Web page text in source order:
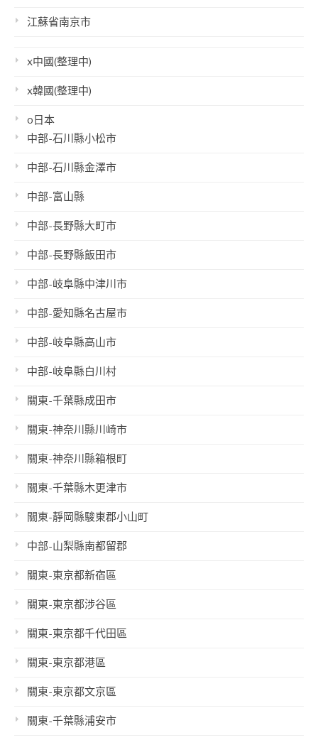
江蘇省南京市
x中國(整理中)
x韓國(整理中)
o日本
中部-石川縣小松市
中部-石川縣金澤市
中部-富山縣
中部-長野縣大町市
中部-長野縣飯田市
中部-岐阜縣中津川市
中部-愛知縣名古屋市
中部-岐阜縣高山市
中部-岐阜縣白川村
關東-千葉縣成田市
關東-神奈川縣川崎市
關東-神奈川縣箱根町
關東-千葉縣木更津市
關東-靜岡縣駿東郡小山町
中部-山梨縣南都留郡
關東-東京都新宿區
關東-東京都涉谷區
關東-東京都千代田區
關東-東京都港區
關東-東京都文京區
關東-千葉縣浦安市